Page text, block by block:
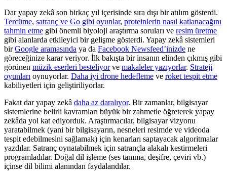
Dar yapay zekâ son birkaç yıl içerisinde sıra dışı bir atılım gösterdi.
Tercüme, satranç ve Go gibi oyunlar, proteinlerin nasıl katlanacağını
tahmin etme gibi önemli biyoloji araştırma soruları ve resim üretme
gibi alanlarda etkileyici bir gelişme gösterdi. Yapay zekâ sistemleri
birGoogle aramasında ya da Facebook Newsfeed’inizde ne
göreceğinize karar veriyor. İlk bakışta bir insanın elinden çıkmış gibi
görünen müzik eserleri besteliyorve makaleler yazıyorlar. Strateji
oyunları oynuyorlar. Daha iyi drone hedefleme ve roket tespit etme
kabiliyetleri için geliştiriliyorlar.
Fakat dar yapay zekâ daha az daralıyor. Bir zamanlar, bilgisayar
sistemlerine belirli kavramları büyük bir zahmetle öğreterek yapay
zekâda yol kat ediyorduk. Araştırmacılar, bilgisayar vizyonu
yaratabilmek (yani bir bilgisayarın, nesneleri resimde ve videoda
tespit edebilmesini sağlamak) için kenarları saptayacak algoritmalar
yazdılar. Satranç oynatabilmek için satrançla alakalı kestirmeleri
programladılar. Doğal dil işleme (ses tanıma, deşifre, çeviri vb.)
içinse dil bilimi alanından faydalandılar.